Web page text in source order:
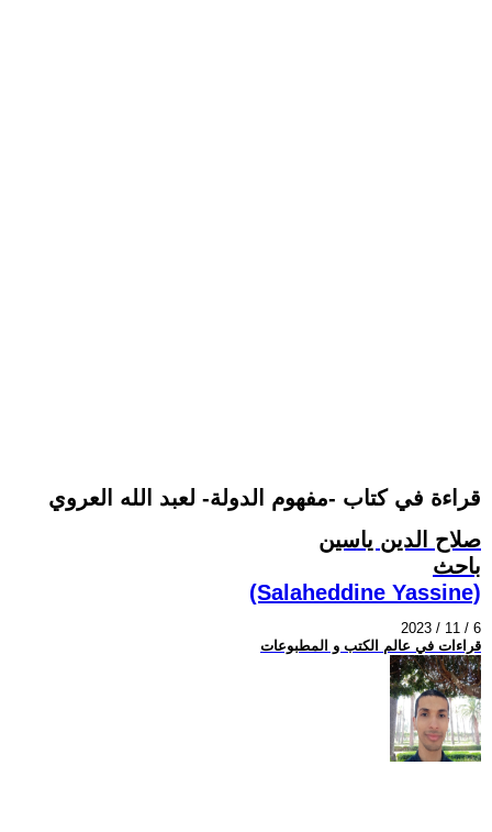
قراءة في كتاب -مفهوم الدولة- لعبد الله العروي
صلاح الدين ياسين
باحث
(Salaheddine Yassine)
2023 / 11 / 6
قراءات في عالم الكتب و المطبوعات